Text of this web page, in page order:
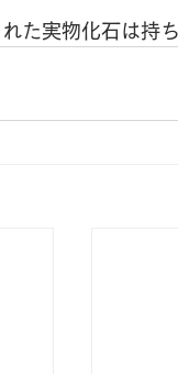
た実物化石は持